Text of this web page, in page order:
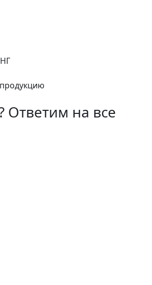
Ответим на все